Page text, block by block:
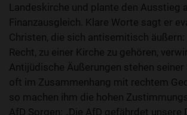
Landeskirche und plante den Ausstieg
Finanzausgleich. Klare Worte sagt er
Christen, die sich antisemitisch äußern:
Recht, zu einer Kirche zu gehören,
Antijüdische Äußerungen stehen seiner
oft im Zusammenhang mit rechtem
so machen ihm die hohen
AfD Sorgen: „Die AfD gefährdet unsere